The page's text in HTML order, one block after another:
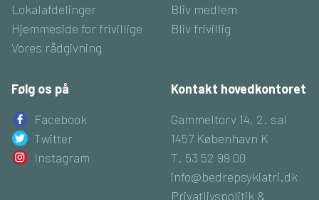
Lokalafdelinger
Hjemmeside for frivillige
Vores rådgivning
Bliv medlem
Bliv frivillig
Følg os på
Facebook
Twitter
Instagram
Kontakt hovedkontoret
Gammeltorv 14, 2. sal
1457 København K
T. 53 52 99 00
info@bedrepsykiatri.dk
Privatlivspolitik &